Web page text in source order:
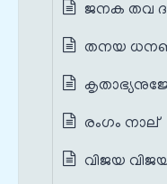
ജനക തവ
തനയ
രംഗം നാല്
വിജയ